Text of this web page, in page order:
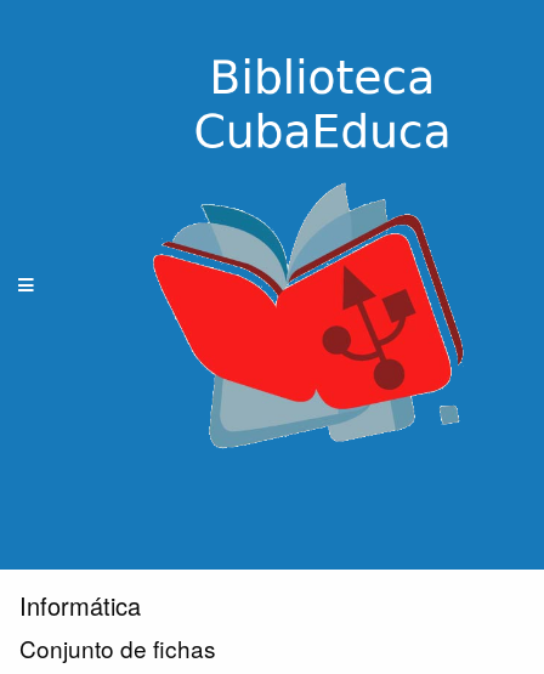
Informática
Conjunto de fichas